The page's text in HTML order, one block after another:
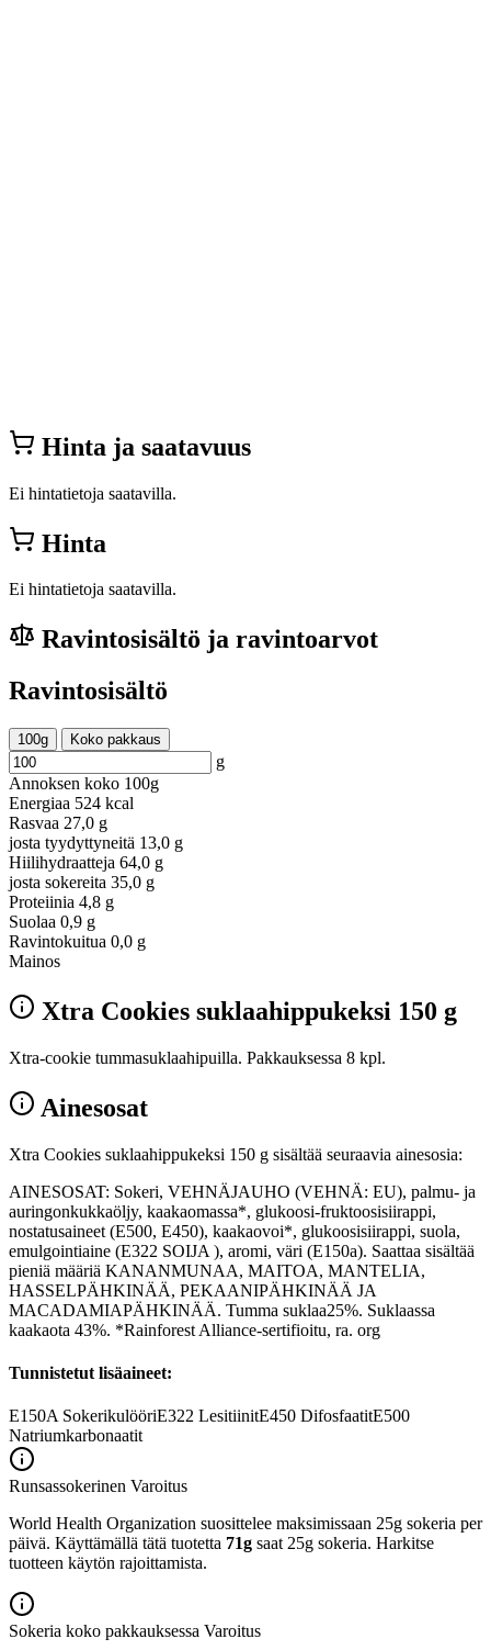
Hinta ja saatavuus
Ei hintatietoja saatavilla.
Hinta
Ei hintatietoja saatavilla.
Ravintosisältö ja ravintoarvot
Ravintosisältö
100g Koko pakkaus
g
Annoksen koko 100g
Energiaa 524 kcal
Rasvaa 27,0 g
josta tyydyttyneitä 13,0 g
Hiilihydraatteja 64,0 g
josta sokereita 35,0 g
Proteiinia 4,8 g
Suolaa 0,9 g
Ravintokuitua 0,0 g
Mainos
Xtra Cookies suklaahippukeksi 150 g
Xtra-cookie tummasuklaahipuilla. Pakkauksessa 8 kpl.
Ainesosat
Xtra Cookies suklaahippukeksi 150 g sisältää seuraavia ainesosia:
AINESOSAT: Sokeri, VEHNÄJAUHO (VEHNÄ: EU), palmu- ja
auringonkukkaöljy, kaakaomassa*, glukoosi-fruktoosisiirappi,
nostatusaineet (E500, E450), kaakaovoi*, glukoosisiirappi, suola,
emulgointiaine (E322 SOIJA ), aromi, väri (E150a). Saattaa sisältää
pieniä määriä KANANMUNAA, MAITOA, MANTELIA,
HASSELPÄHKINÄÄ, PEKAANIPÄHKINÄÄ JA
MACADAMIAPÄHKINÄÄ. Tumma suklaa25%. Suklaassa
kaakaota 43%. *Rainforest Alliance-sertifioitu, ra. org
Tunnistetut lisäaineet:
E150A SokerikulööriE322 LesitiinitE450 DifosfaatitE500
Natriumkarbonaatit
Runsassokerinen Varoitus
World Health Organization suosittelee maksimissaan 25g sokeria per
päivä. Käyttämällä tätä tuotetta 71g saat 25g sokeria. Harkitse
tuotteen käytön rajoittamista.
Sokeria koko pakkauksessa Varoitus